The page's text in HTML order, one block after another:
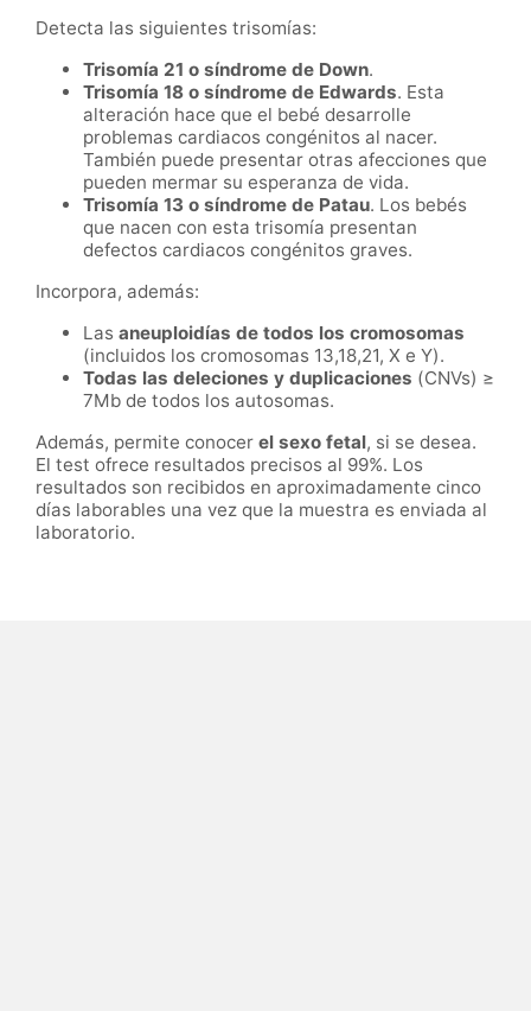
Detecta las siguientes trisomías:
Trisomía 21 o síndrome de Down.
Trisomía 18 o síndrome de Edwards. Esta
alteración hace que el bebé desarrolle
problemas cardiacos congénitos al nacer.
También puede presentar otras afecciones que
pueden mermar su esperanza de vida.
Trisomía 13 o síndrome de Patau. Los bebés
que nacen con esta trisomía presentan
defectos cardiacos congénitos graves.
Incorpora, además:
Las aneuploidías de todos los cromosomas
(incluidos los cromosomas 13,18,21, X e Y).
Todas las deleciones y duplicaciones (CNVs) ≥
7Mb de todos los autosomas.
Además, permite conocer el sexo fetal, si se desea.
El test ofrece resultados precisos al 99%. Los
resultados son recibidos en aproximadamente cinco
días laborables una vez que la muestra es enviada al
laboratorio.